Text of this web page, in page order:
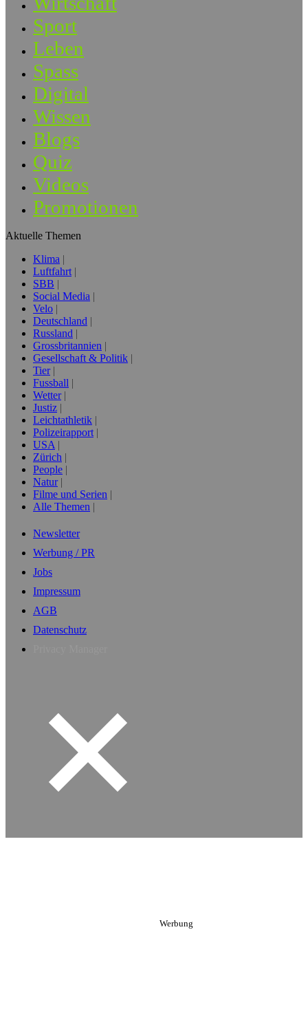
Sport
Leben
Spass
Digital
Wissen
Blogs
Quiz
Videos
Promotionen
Aktuelle Themen
Klima
Luftfahrt
SBB
Social Media
Velo
Deutschland
Russland
Grossbritannien
Gesellschaft & Politik
Tier
Fussball
Wetter
Justiz
Leichtathletik
Polizeirapport
USA
Zürich
People
Natur
Filme und Serien
Alle Themen
Newsletter
Werbung / PR
Jobs
Impressum
AGB
Datenschutz